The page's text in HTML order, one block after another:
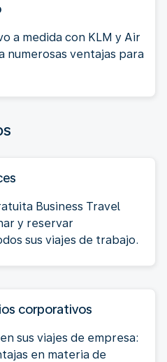
a medida con KLM y Air
numerosas ventajas para
Business Travel
y reservar
sus viajes de trabajo.
corporativos
sus viajes de empresa:
en materia de